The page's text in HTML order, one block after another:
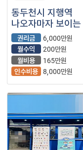
동두천시 지행역
나오자마자 보이는
카페!!
권리금
6,000만원
월수익
200만원
월비용
165만원
인수비용 8,000만원